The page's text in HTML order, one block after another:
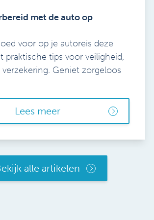
met de auto op
voor op je autoreis deze
praktische tips voor veiligheid,
verzekering. Geniet zorgeloos
Lees meer
alle artikelen